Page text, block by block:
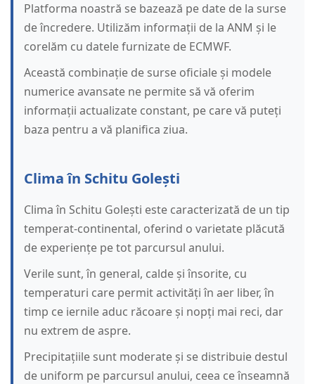
Platforma noastră se bazează pe date de la surse
de încredere. Utilizăm informații de la ANM și le
corelăm cu datele furnizate de ECMWF.
Această combinație de surse oficiale și modele
numerice avansate ne permite să vă oferim
informații actualizate constant, pe care vă puteți
baza pentru a vă planifica ziua.
Clima în Schitu Golești
Clima în Schitu Golești este caracterizată de un tip
temperat-continental, oferind o varietate plăcută
de experiențe pe tot parcursul anului.
Verile sunt, în general, calde și însorite, cu
temperaturi care permit activități în aer liber, în
timp ce iernile aduc răcoare și nopți mai reci, dar
nu extrem de aspre.
Precipitațiile sunt moderate și se distribuie destul
de uniform pe parcursul anului, ceea ce înseamnă